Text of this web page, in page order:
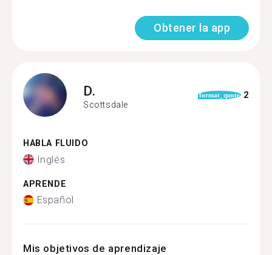
Obtener la app
D.
Scottsdale
format_quote 2
HABLA FLUIDO
Inglés
APRENDE
Español
Mis objetivos de aprendizaje